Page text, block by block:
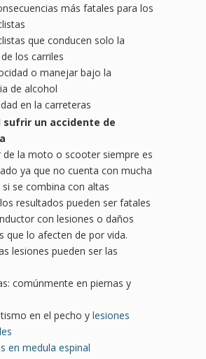
más fatales para los
que conducen solo la
los carriles
o manejar bajo la
de alcohol
en la carreteras
sufrir un accidente de
de la moto o scooter siempre es
ya que no cuenta con mucha
se combina con altas
resultados pueden ser fatales
con lesiones o daños
que lo afecten de por vida.
lesiones pueden ser las
comúnmente en piernas y
en el pecho y lesiones
en medula espinal